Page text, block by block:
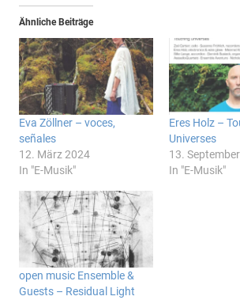
Ähnliche Beiträge
Eva Zöllner – voces,
señales
12. März 2024
In "E-Musik"
Eres Holz –
Universes
13.
In "E-Musik"
open music Ensemble &
Guests – Residual Light